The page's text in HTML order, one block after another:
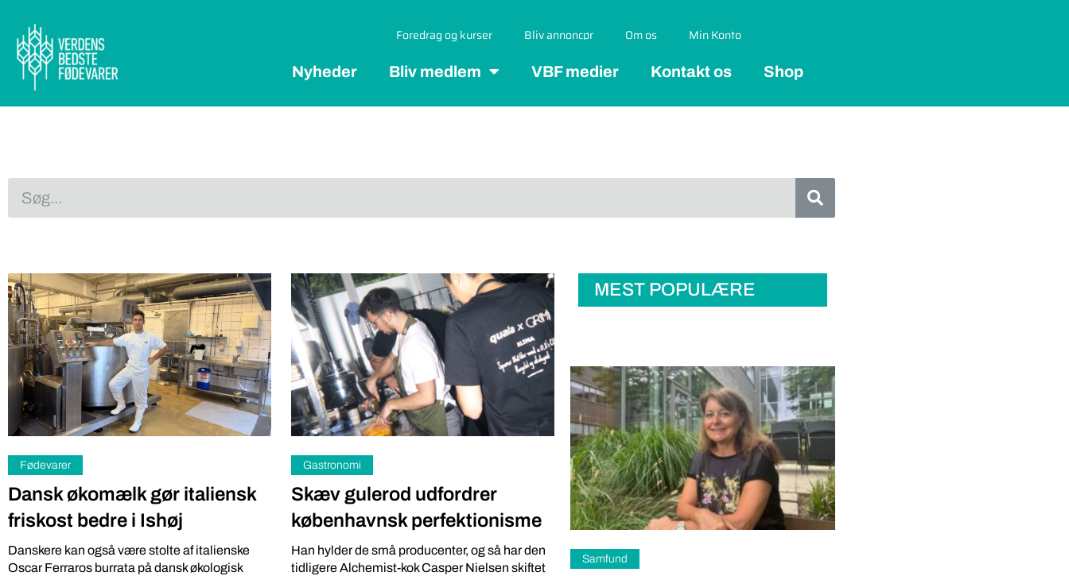
Foredrag og kurser Bliv annoncør Om os Min Konto
Nyheder Bliv medlem VBF medier Kontakt os Shop
Fødevarer
Dansk økomælk gør italiensk
friskost bedre i Ishøj
Danskere kan også være stolte af italienske
Oscar Ferraros burrata på dansk økologisk
Gastronomi
Skæv gulerod udfordrer
københavnsk perfektionisme
Han hylder de små producenter, og så har den
tidligere Alchemist-kok Casper Nielsen skiftet
MEST POPULÆRE
Miljø Iværksætteri Samfund